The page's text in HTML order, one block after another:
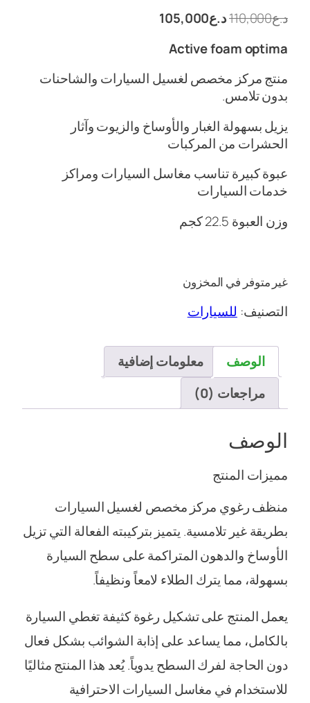
د.ع110,000السعر
هو:
د.ع105,000السعر
د.ع105,000.
Active foam optima
منتج مركز مخصص لغسيل السيارات والشاحنات
بدون تلامس.
يزيل بسهولة الغبار والأوساخ والزيوت وآثار
الحشرات من المركبات
عبوة كبيرة تناسب مغاسل السيارات ومراكز
خدمات السيارات
وزن العبوة 22.5 كجم
غير متوفر في المخزون
التصنيف: للسيارات
الوصف
معلومات إضافية
مراجعات (0)
الوصف
مميزات المنتج
منظف رغوي مركز مخصص لغسيل السيارات
بطريقة غير تلامسية. يتميز بتركيبته الفعالة التي تزيل
الأوساخ والدهون المتراكمة على سطح السيارة
بسهولة، مما يترك الطلاء لامعاً ونظيفاً.
يعمل المنتج على تشكيل رغوة كثيفة تغطي السيارة
بالكامل، مما يساعد على إذابة الشوائب بشكل فعال
دون الحاجة لفرك السطح يدوياً. يُعد هذا المنتج مثاليًا
للاستخدام في مغاسل السيارات الاحترافية